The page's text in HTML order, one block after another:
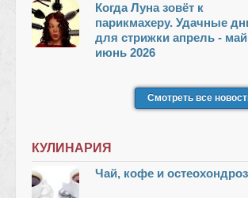
Когда Луна зовёт к
парикмахеру. Удачные
для стрижки апрель -
июнь 2026
Смотреть все
КУЛИНАРИЯ
Чай, кофе и остеохондроз